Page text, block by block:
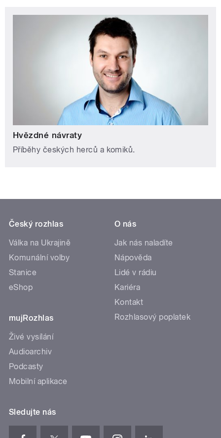
Hvězdné návraty
Příběhy českých herců a komiků.
Český rozhlas
Válka na Ukrajině
Komunální volby
Stanice
eShop
mujRozhlas
Živé vysílání
Audioarchiv
Podcasty
Mobilní aplikace
O nás
Jak nás naladíte
Nápověda
Lidé v rádiu
Kariéra
Kontakt
Rozhlasový poplatek
Sledujte nás